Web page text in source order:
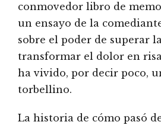
conmovedor libro de
un ensayo de la
sobre el poder de superar
transformar el dolor en
ha vivido, por decir poco,
torbellino.
La historia de cómo pasó